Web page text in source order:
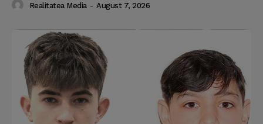
Realitatea Media - August 7, 2026